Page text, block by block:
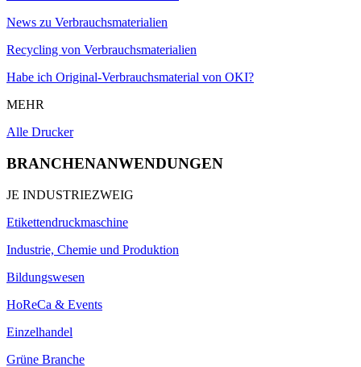
News zu Verbrauchsmaterialien
Recycling von Verbrauchsmaterialien
Habe ich Original-Verbrauchsmaterial von OKI?
MEHR
Alle Drucker
BRANCHENANWENDUNGEN
JE INDUSTRIEZWEIG
Etikettendruckmaschine
Industrie, Chemie und Produktion
Bildungswesen
HoReCa & Events
Einzelhandel
Grüne Branche